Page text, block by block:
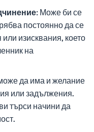
Може би се
постоянно да се
изисквания, което
на
да има и желание
или задължения.
търси начини да